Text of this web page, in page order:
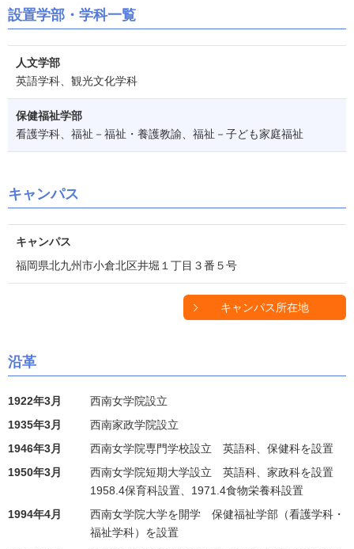
設置学部・学科一覧
人文学部
英語学科、観光文化学科
保健福祉学部
看護学科、福祉－福祉・養護教諭、福祉－子ども家庭福祉
キャンパス
キャンパス
福岡県北九州市小倉北区井堀１丁目３番５号
キャンパス所在地
沿革
1922年3月
西南女学院設立
1935年3月
西南家政学院設立
1946年3月
西南女学院専門学校設立 英語科、保健科を設置
1950年3月
西南女学院短期大学設立 英語科、家政科を設置
1958.4保育科設置、1971.4食物栄養科設置
1994年4月
西南女学院大学を開学 保健福祉学部（看護学科・
福祉学科）を設置